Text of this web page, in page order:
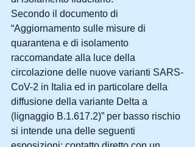
Secondo il documento di
“Aggiornamento sulle misure di
quarantena e di isolamento
raccomandate alla luce della
circolazione delle nuove varianti SARS-
CoV-2 in Italia ed in particolare della
diffusione della variante Delta a
(lignaggio B.1.617.2)” per basso rischio
si intende una delle seguenti